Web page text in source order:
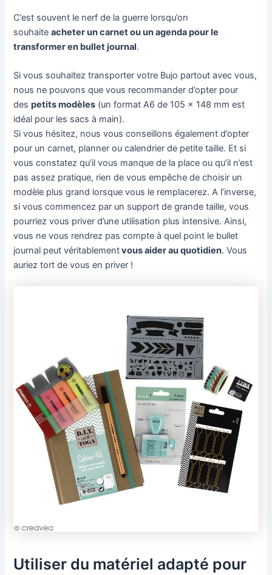
C’est souvent le nerf de la guerre lorsqu’on
souhaiteacheter un carnet ou un agenda pour le
transformer en bullet journal.
Si vous souhaitez transporter votre Bujo partout avec vous,
nous ne pouvons que vous recommander d’opter pour
despetits modèles (un format A6 de 105 x 148 mm est
idéal pour les sacs à main).
Si vous hésitez, nous vous conseillons également d’opter
pour un carnet, planner ou calendrier de petite taille. Et si
vous constatez qu’il vous manque de la place ou qu’il n’est
pas assez pratique, rien de vous empêche de choisir un
modèle plus grand lorsque vous le remplacerez. A l’inverse,
si vous commencez par un support de grande taille, vous
pourriez vous priver d’une utilisation plus intensive. Ainsi,
vous ne vous rendrez pas compte à quel point le bullet
journal peut véritablementvous aider au quotidien. Vous
auriez tort de vous en priver !
Utiliser du matériel adapté pour